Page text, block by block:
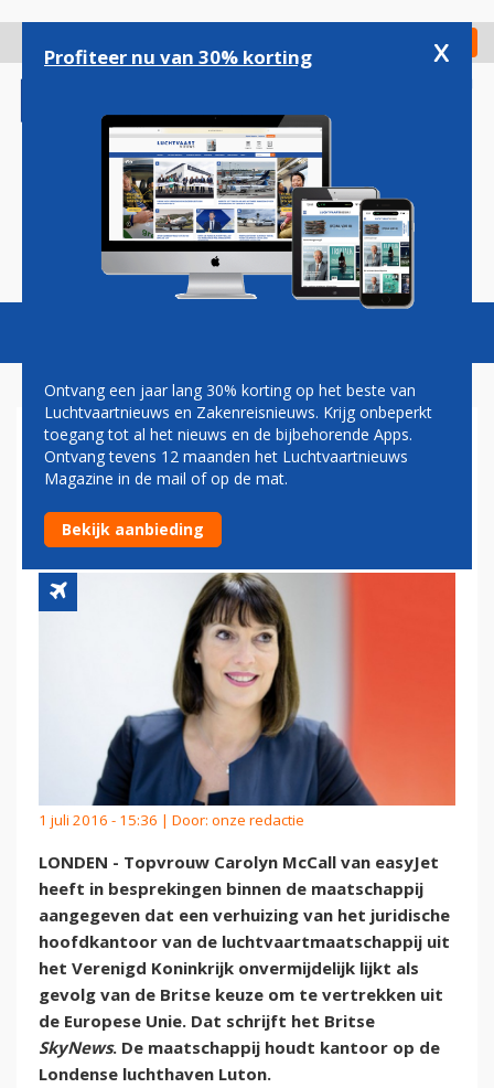
gaan
Check in
Magazine Podcasts Vacatures
TOPVROUW EASYJET SLUIT
VERHUIZING UIT VERENIGD
KONINKRIJK NIET UIT
1 juli 2016 - 15:36 | Door: onze redactie
LONDEN - Topvrouw Carolyn McCall van easyJet
heeft in besprekingen binnen de maatschappij
aangegeven dat een verhuizing van het juridische
hoofdkantoor van de luchtvaartmaatschappij uit
het Verenigd Koninkrijk onvermijdelijk lijkt als
gevolg van de Britse keuze om te vertrekken uit
de Europese Unie. Dat schrijft het Britse
SkyNews. De maatschappij houdt kantoor op de
Londense luchthaven Luton.
Profiteer nu van 30% korting x
Ontvang een jaar lang 30% korting op het beste van
Luchtvaartnieuws en Zakenreisnieuws. Krijg onbeperkt
toegang tot al het nieuws en de bijbehorende Apps.
Ontvang tevens 12 maanden het Luchtvaartnieuws
Magazine in de mail of op de mat.
Bekijk aanbieding